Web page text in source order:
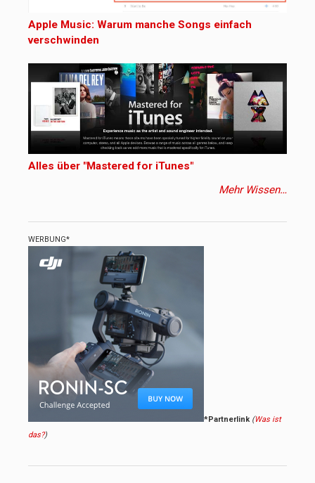
Apple Music: Warum manche Songs einfach
verschwinden
Alles über "Mastered for iTunes"
Mehr Wissen…
WERBUNG*
*Partnerlink (Was ist
das?)